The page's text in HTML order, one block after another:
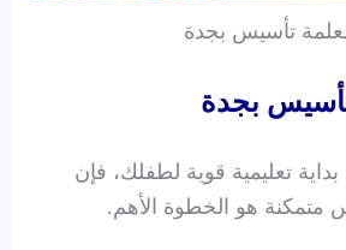
تأسيس بجدة
بجدة
تعليمية قوية لطفلك، فإن
متمكنة هو الخطوة الأهم.